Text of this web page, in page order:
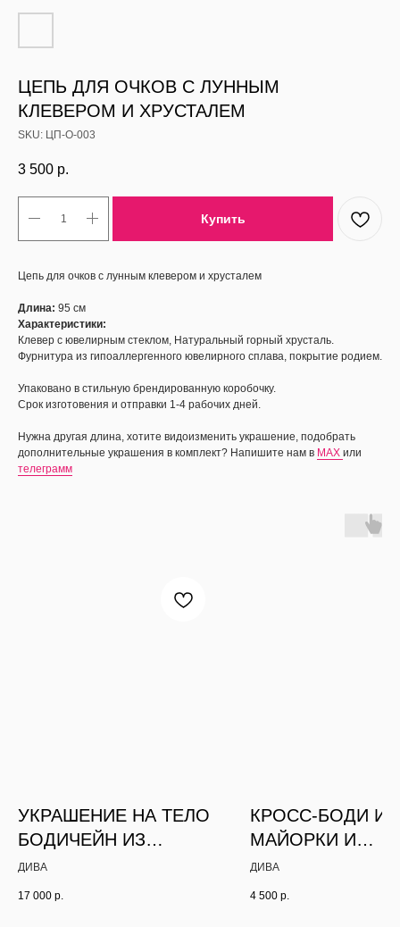
ЦЕПЬ ДЛЯ ОЧКОВ С ЛУННЫМ
КЛЕВЕРОМ И ХРУСТАЛЕМ
SKU: ЦП-О-003
3 500 р.
Купить
Цепь для очков с лунным клевером и хрусталем
Длина: 95 см
Характеристики:
Клевер с ювелирным стеклом, Натуральный горный хрусталь.
Фурнитура из гипоаллергенного ювелирного сплава, покрытие родием.
Упаковано в стильную брендированную коробочку.
Срок изготовения и отправки 1-4 рабочих дней.
Нужна другая длина, хотите видоизменить украшение, подобрать
дополнительные украшения в комплект? Напишите нам в MAX или
телеграмм
УКРАШЕНИЕ НА ТЕЛО
БОДИЧЕЙН ИЗ
ЧЕРНОГО АГАТА
ДИВА
17 000 р.
КРОСС-БОДИ ИЗ
МАЙОРКИ И
ГЕМАТИТА
ДИВА
4 500 р.